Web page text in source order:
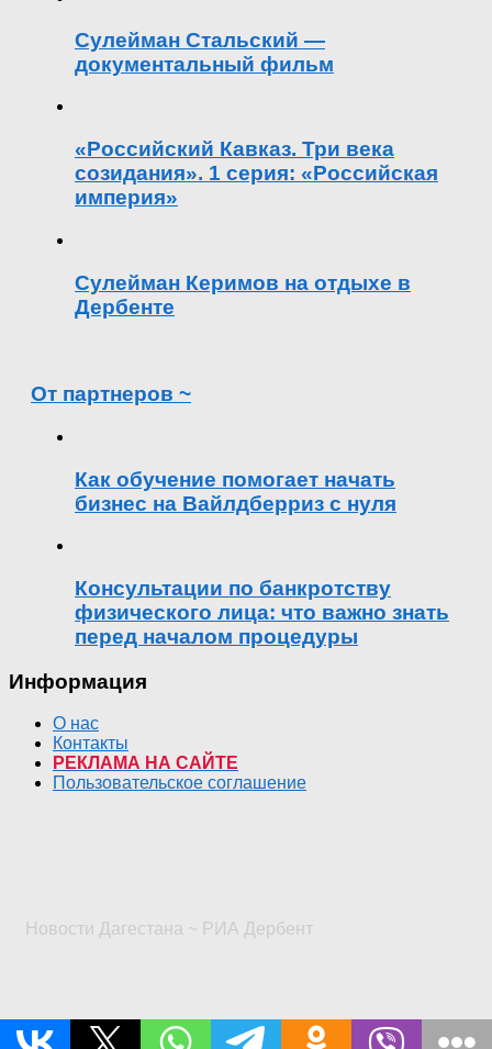
Сулейман Стальский —
документальный фильм
«Российский Кавказ. Три века
созидания». 1 серия: «Российская
империя»
Сулейман Керимов на отдыхе в
Дербенте
От партнеров ~
Как обучение помогает начать
бизнес на Вайлдберриз с нуля
Консультации по банкротству
физического лица: что важно знать
перед началом процедуры
Информация
О нас
Контакты
РЕКЛАМА НА САЙТЕ
Пользовательское соглашение
Новости Дагестана ~ РИА Дербент